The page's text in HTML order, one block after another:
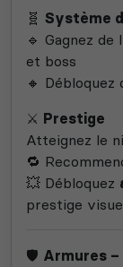
🧬 Système
🔹 Gagnez
et boss
🔸 Débloquez
⚔️ Prestige
Atteignez le
🔁
💥 Débloquez
prestige
🛡️ Armures